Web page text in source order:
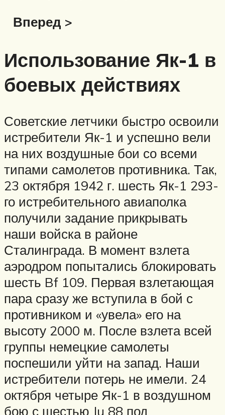
Вперед >
Использование Як-1 в
боевых действиях
Советские летчики быстро освоили
истребители Як-1 и успешно вели
на них воздушные бои со всеми
типами самолетов противника. Так,
23 октября 1942 г. шесть Як-1 293-
го истребительного авиаполка
получили задание прикрывать
наши войска в районе
Сталинграда. В момент взлета
аэродром попытались блокировать
шесть Bf 109. Первая взлетающая
пара сразу же вступила в бой с
противником и «увела» его на
высоту 2000 м. После взлета всей
группы немецкие самолеты
поспешили уйти на запад. Наши
истребители потерь не имели. 24
октября четыре Як-1 в воздушном
бою с шестью Ju 88 под